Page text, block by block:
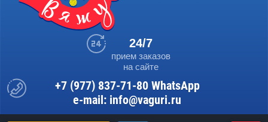
24/7
прием заказов
на сайте
+7 (977) 837-71-80 WhatsApp
e-mail: info@vaguri.ru